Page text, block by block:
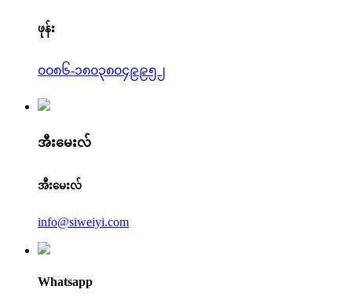
ဖုန်း
၀၀၈၆-၁၈၀၃၈၀၄၉၉၅၂
အီးမေးလ်
အီးမေးလ်
info@siweiyi.com
Whatsapp